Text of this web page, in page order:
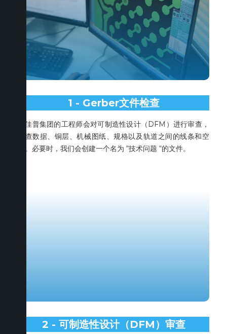
1 - Gerber文件检查
艾佳普集团的工程师会对可制造性设计（DFM）进行审查，
检查数据、铜层、机械图纸、规格以及轨道之间的线条和空
间。必要时，我们会创建一个名为 “技术问题 “的文件。
2 - 可制造性设计（DFM）审查